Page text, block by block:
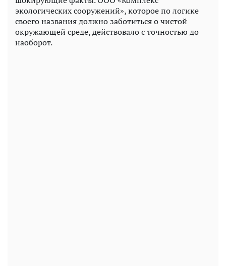
экологических сооружений», которое по логике
своего названия должно заботиться о чистой
окружающей среде, действовало с точностью до
наоборот.